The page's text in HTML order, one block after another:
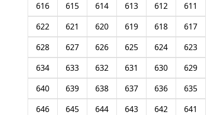
611
612
613
614
615
616
617
618
619
620
621
622
623
624
625
626
627
628
629
630
631
632
633
634
635
636
637
638
639
640
641
642
643
644
645
646